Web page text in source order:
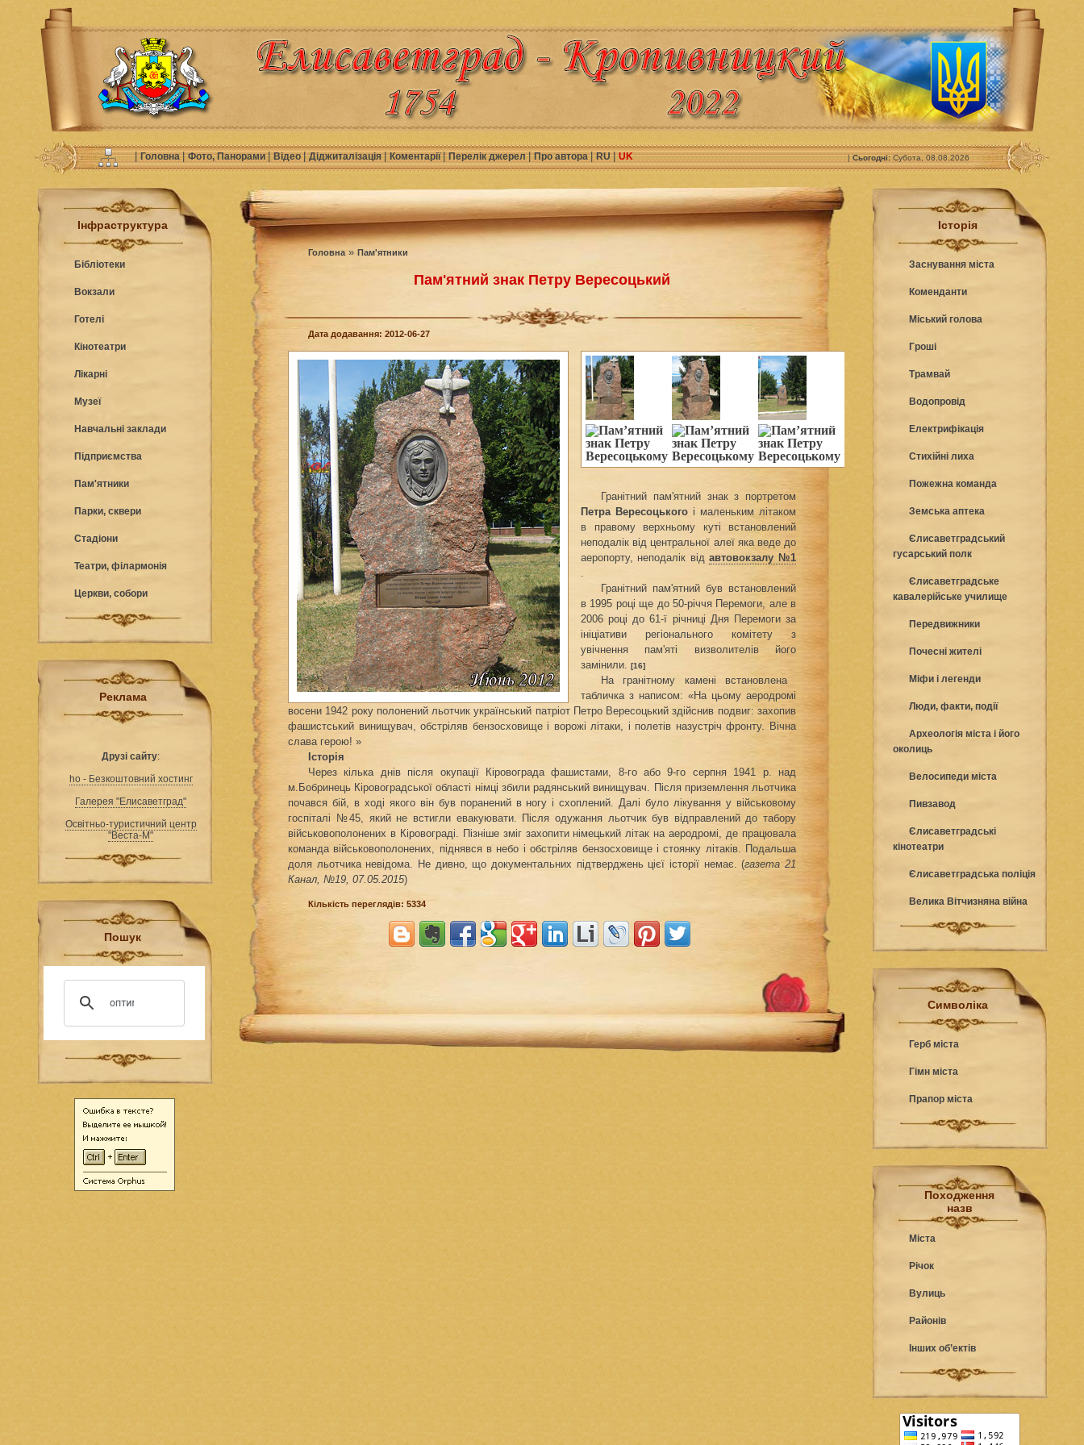
|Головна|Фото, Панорами|Відео|Діджиталізація|Коментарії|Перелік джерел|Про автора|RU|UK |Сьогодні:Субота, 08.08.2026
Інфраструктура
Бібліотеки
Вокзали
Готелі
Кінотеатри
Лікарні
Музеї
Навчальні заклади
Підприємства
Пам'ятники
Парки, сквери
Стадіони
Театри, філармонія
Церкви, собори
Реклама
Друзі сайту:
ho - Безкоштовний хостинг
Галерея "Елисаветград"
Освітньо-туристичний центр
"Веста-М"
Пошук
Головна» Пам'ятники
Пам'ятний знак Петру Вересоцький
Дата додавання: 2012-06-27
Гранітний пам'ятний знак з портретом
Петра Вересоцького і маленьким літаком
в правому верхньому куті встановлений
неподалік від центральної алеї яка веде до
аеропорту, неподалік відавтовокзалу №1
.
Гранітний пам'ятний був встановлений
в 1995 році ще до 50-річчя Перемоги, але в
2006 році до 61-ї річниці Дня Перемоги за
ініціативи регіонального комітету з
увічнення пам'яті визволителів його
замінили. [16]
На гранітному камені встановлена ​​
табличка з написом: «На цьому аеродромі
восени 1942 року полонений льотчик український патріот Петро Вересоцький здійснив подвиг: захопив
фашистський винищувач, обстріляв бензосховище і ворожі літаки, і полетів назустріч фронту. Вічна
слава герою! »
Історія
Через кілька днів після окупації Кіровограда фашистами, 8-го або 9-го серпня 1941 р. над
м.Бобринець Кіровоградської області німці збили радянський винищувач. Після приземлення льотчика
почався бій, в ході якого він був поранений в ногу і схоплений. Далі було лікування у військовому
госпіталі №45, який не встигли евакуювати. Після одужання льотчик був відправлений до табору
військовополонених в Кіровограді. Пізніше зміг захопити німецький літак на аеродромі, де працювала
команда військовополонених, піднявся в небо і обстріляв бензосховище і стоянку літаків. Подальша
доля льотчика невідома. Не дивно, що документальних підтверджень цієї історії немає. (газета 21
Канал, №19, 07.05.2015)
Кількість переглядів: 5334
Історія
Заснування міста
Коменданти
Міський голова
Гроші
Трамвай
Водопровід
Електрифікація
Стихійні лиха
Пожежна команда
Земська аптека
Єлисаветградський
гусарський полк
Єлисаветградське
кавалерійське училище
Передвижники
Почесні жителі
Міфи і легенди
Люди, факти, події
Археологія міста і його
околиць
Велосипеди міста
Пивзавод
Єлисаветградські
кінотеатри
Єлисаветградська поліція
Велика Вітчизняна війна
Символіка
Герб міста
Гімн міста
Прапор міста
Походження
назв
Міста
Річок
Вулиць
Районів
Інших об’ектів